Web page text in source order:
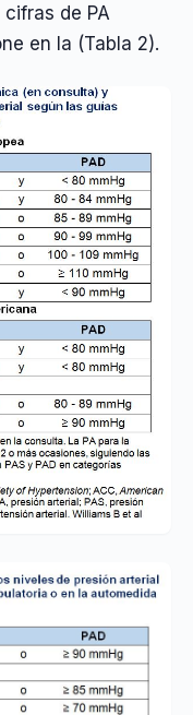
de PA
en la (Tabla 2).